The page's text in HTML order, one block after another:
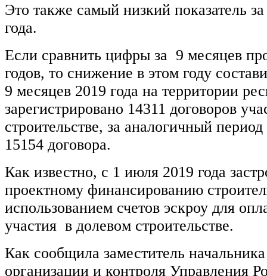
Это также самый низкий показатель
года.
Если сравнить цифры за 9 месяцев
годов, то снижение в этом году
9 месяцев 2019 года на территории
зарегистрировано 14311 договоров
строительстве, за аналогичный
15154 договора.
Как известно, с 1 июля 2019 года
проектному финансированию
использованием счетов эскроу для
участия в долевом строительстве.
Как сообщила заместитель
организации и контроля Управления